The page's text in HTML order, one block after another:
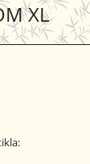
XL